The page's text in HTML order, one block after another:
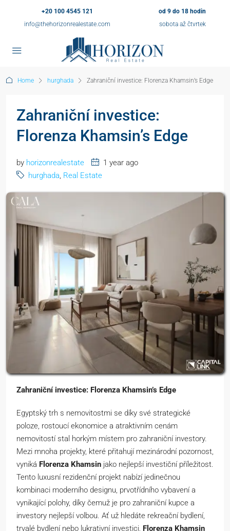
+20 100 4545 121
info@thehorizonrealestate.com
od 9 do 18 hodin
sobota až čtvrtek
Home hurghada Zahraniční investice: Florenza Khamsin’s Edge
Zahraniční investice:
Florenza Khamsin’s Edge
by horizonrealestate
1 year ago
hurghada, Real Estate
Zahraniční investice: Florenza Khamsin’s Edge
Egyptský trh s nemovitostmi se díky své strategické
poloze, rostoucí ekonomice a atraktivním cenám
nemovitostí stal horkým místem pro zahraniční investory.
Mezi mnoha projekty, které přitahují mezinárodní pozornost,
vyniká Florenza Khamsin jako nejlepší investiční příležitost.
Tento luxusní rezidenční projekt nabízí jedinečnou
kombinaci moderního designu, prvotřídního vybavení a
vynikající polohy, díky čemuž je pro zahraniční kupce a
investory nejlepší volbou. Ať už hledáte rekreační bydlení,
trvalé bydlení nebo lukrativní investici, Florenza Khamsin